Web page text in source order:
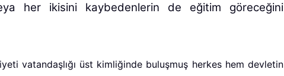
her ikisini kaybedenlerin de eğitim göreceğini
vatandaşlığı üst kimliğinde buluşmuş herkes hem devletin